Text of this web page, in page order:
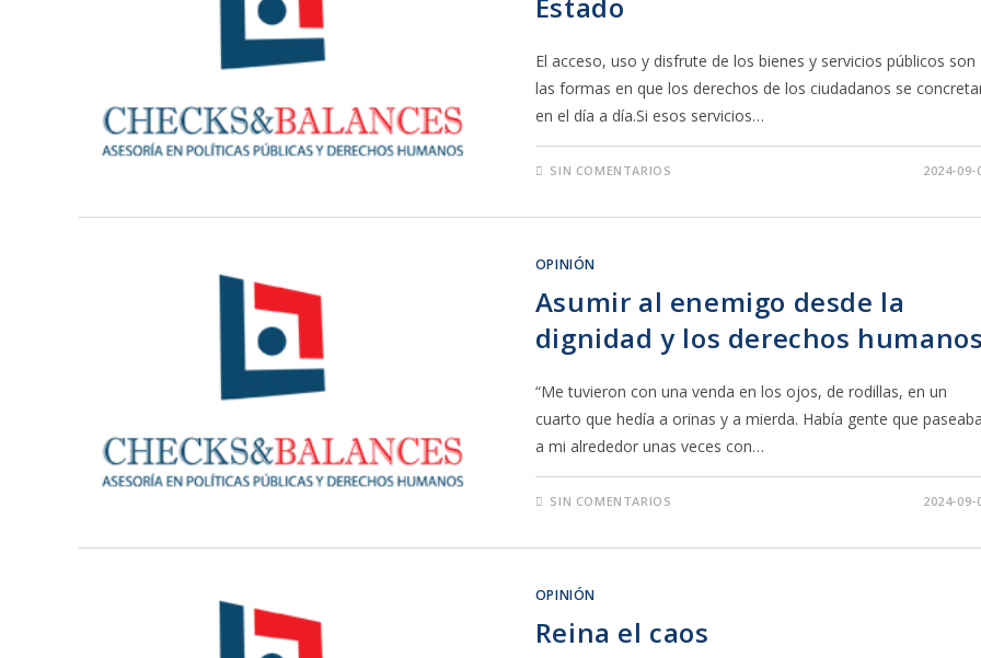
El acceso, uso y disfrute de los bienes y servicios públicos son
las formas en que los derechos de los ciudadanos se
en el día a día.Si esos servicios…
SIN COMENTARIOS 2024-09-
OPINIÓN
Asumir al enemigo desde la
dignidad y los derechos humanos
“Me tuvieron con una venda en los ojos, de rodillas, en un
cuarto que hedía a orinas y a mierda. Había gente que paseaba
a mi alrededor unas veces con…
SIN COMENTARIOS 2024-09-
OPINIÓN
Reina el caos